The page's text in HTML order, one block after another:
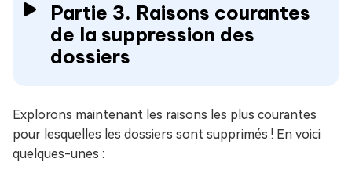
Partie 3. Raisons courantes
de la suppression des
dossiers
Explorons maintenant les raisons les plus courantes
pour lesquelles les dossiers sont supprimés ! En voici
quelques-unes :